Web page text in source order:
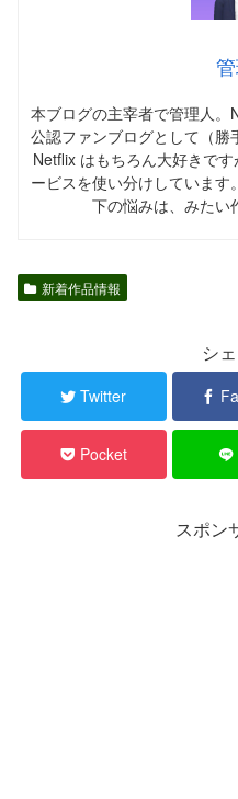
本ブログの主宰者で管理人
公認ファンブログとして（
Netflix はもちろん大好きで
ービスを使い分けしています
下の悩みは、みたい
新着作品情報
シ
Twitter
Pocket
スポン